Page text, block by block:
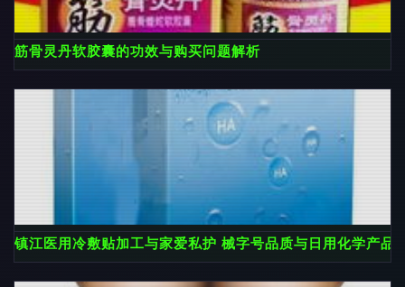
筋骨灵丹软胶囊的功效与购买问题解析
镇江医用冷敷贴加工与家爱私护 械字号品质与日用化学产品